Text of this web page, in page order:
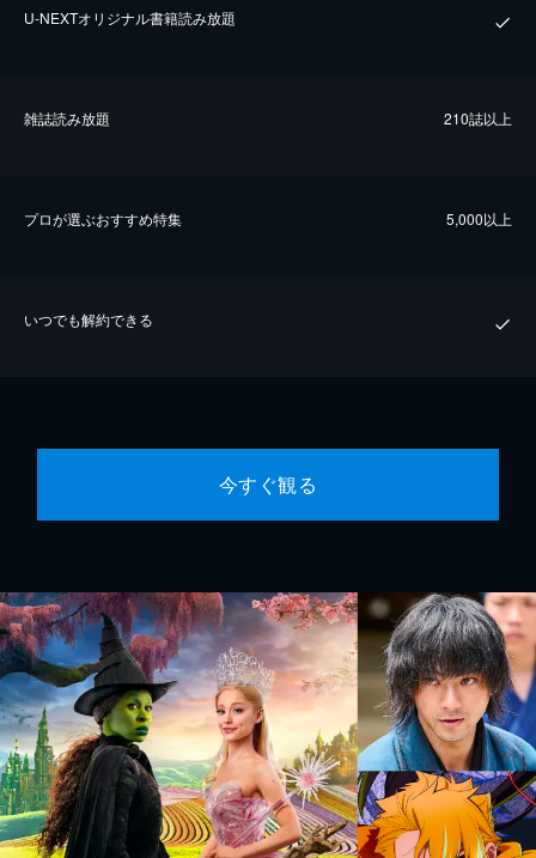
U-NEXTオリジナル書籍読み放題
雑誌読み放題 210誌以上
プロが選ぶおすすめ特集 5,000以上
いつでも解約できる
今すぐ観る